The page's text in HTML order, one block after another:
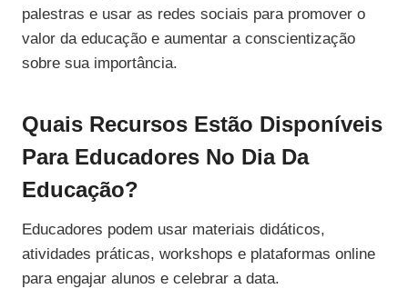
palestras e usar as redes sociais para promover o
valor da educação e aumentar a conscientização
sobre sua importância.
Quais Recursos Estão Disponíveis
Para Educadores No Dia Da
Educação?
Educadores podem usar materiais didáticos,
atividades práticas, workshops e plataformas online
para engajar alunos e celebrar a data.